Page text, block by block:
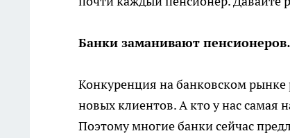
Банки заманивают
Конкуренция на банковском
новых клиентов. А кто у нас самая
Поэтому многие банки сейчас